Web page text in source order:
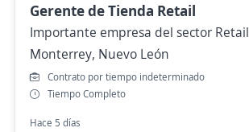
Gerente de Tienda Retail
Importante empresa del sector Retail
Monterrey, Nuevo León
Contrato por tiempo indeterminado
Tiempo Completo
Hace 5 días